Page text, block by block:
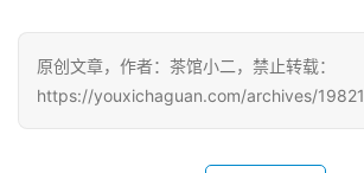
游
戏
原创文章，作者：茶馆小二，禁止转载：
https://youxichaguan.com/archives/19821